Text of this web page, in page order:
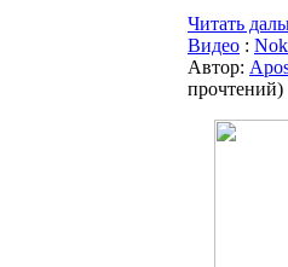
Читать
Видео :
Автор:
прочтений)